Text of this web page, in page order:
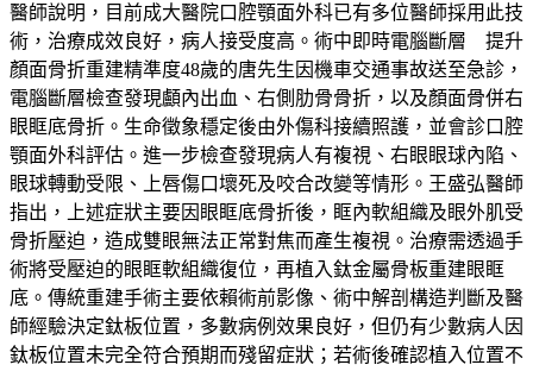
醫師說明，目前成大醫院口腔顎面外科已有多位醫師採用此技
術，治療成效良好，病人接受度高。術中即時電腦斷層 提升
顏面骨折重建精準度48歲的唐先生因機車交通事故送至急診，
電腦斷層檢查發現顱內出血、右側肋骨骨折，以及顏面骨併右
眼眶底骨折。生命徵象穩定後由外傷科接續照護，並會診口腔
顎面外科評估。進一步檢查發現病人有複視、右眼眼球內陷、
眼球轉動受限、上唇傷口壞死及咬合改變等情形。王盛弘醫師
指出，上述症狀主要因眼眶底骨折後，眶內軟組織及眼外肌受
骨折壓迫，造成雙眼無法正常對焦而產生複視。治療需透過手
術將受壓迫的眼眶軟組織復位，再植入鈦金屬骨板重建眼眶
底。傳統重建手術主要依賴術前影像、術中解剖構造判斷及醫
師經驗決定鈦板位置，多數病例效果良好，但仍有少數病人因
鈦板位置未完全符合預期而殘留症狀；若術後確認植入位置不